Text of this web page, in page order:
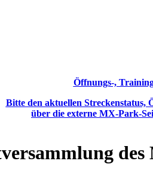
Öffnungs-,
Bitte den aktuellen Streckenstatus,
über die externe MX-Park-